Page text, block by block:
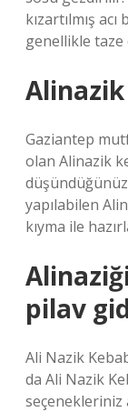
kızartılmış
genellikle taze
Alinazik
Gaziantep
olan Alinazik
yapılabilen
kıyma ile
pilav
Ali Nazik
da Ali Nazik
seçenekleriniz